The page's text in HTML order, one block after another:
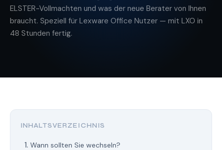
ELSTER-Vollmachten und was der neue Berater von Ihnen
braucht. Speziell für Lexware Office Nutzer — mit LXO in
48 Stunden fertig.
INHALTSVERZEICHNIS
Wann sollten Sie wechseln?